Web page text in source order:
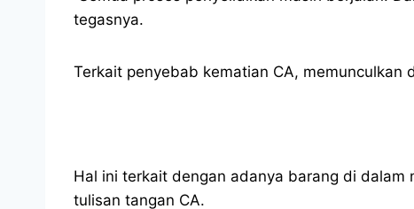
tegasnya.
Terkait penyebab kematian CA,
Hal ini terkait dengan adanya barang di
tulisan tangan CA.